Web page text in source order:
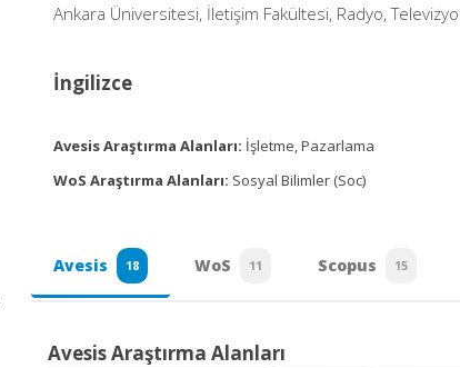
Ankara Üniversitesi, İletişim Fakültesi, Radyo,
İngilizce
Avesis Araştırma Alanları: İşletme, Pazarlama
WoS Araştırma Alanları: Sosyal Bilimler (Soc)
Avesis 18 WoS 11 Scopus 15
Avesis Araştırma Alanları